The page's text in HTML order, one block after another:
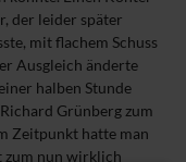
der leider später
mit flachem Schuss
Ausgleich änderte
halben Stunde
Grünberg zum
Zeitpunkt hatte man
zum nun wirklich